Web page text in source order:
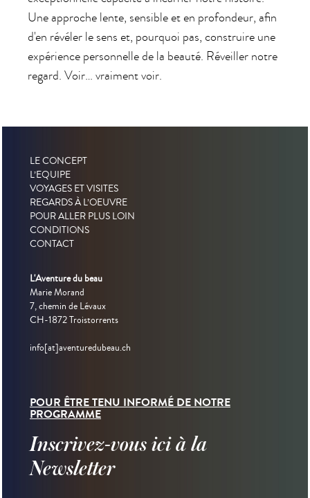
Une approche lente, sensible et en profondeur, afin
d'en révéler le sens et, pourquoi pas, construire une
expérience personnelle de la beauté. Réveiller notre
regard. Voir… vraiment voir.
LE CONCEPT
L’EQUIPE
VOYAGES ET VISITES
REGARDS À L’OEUVRE
POUR ALLER PLUS LOIN
CONDITIONS
CONTACT
L'Aventure du beau
Marie Morand
7, chemin de Lévaux
CH-1872 Troistorrents
info[at]aventuredubeau.ch
POUR ÊTRE TENU INFORMÉ DE NOTRE
PROGRAMME
Inscrivez-vous ici à la
Newsletter